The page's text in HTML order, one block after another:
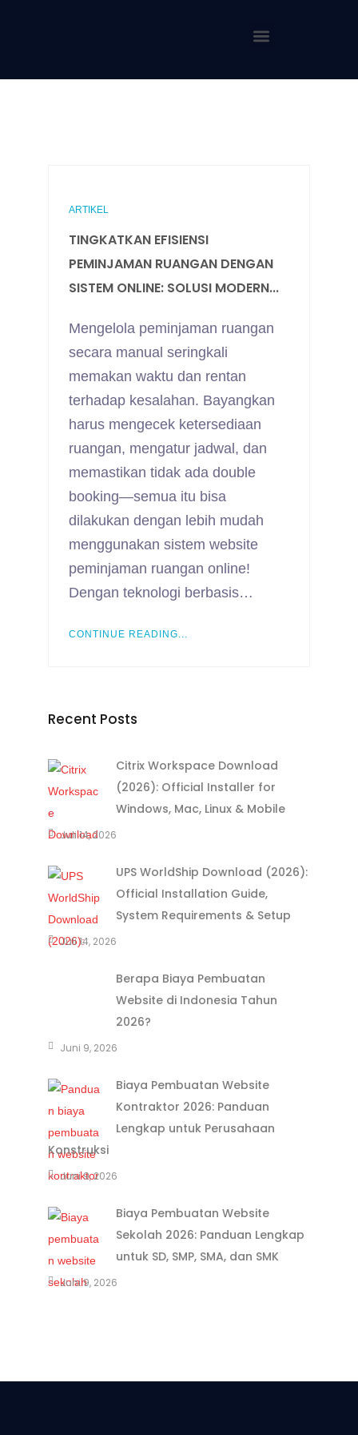
ARTIKEL
TINGKATKAN EFISIENSI
PEMINJAMAN RUANGAN DENGAN
SISTEM ONLINE: SOLUSI MODERN...
Mengelola peminjaman ruangan
secara manual seringkali
memakan waktu dan rentan
terhadap kesalahan. Bayangkan
harus mengecek ketersediaan
ruangan, mengatur jadwal, dan
memastikan tidak ada double
booking—semua itu bisa
dilakukan dengan lebih mudah
menggunakan sistem website
peminjaman ruangan online!
Dengan teknologi berbasis…
CONTINUE READING...
Recent Posts
Citrix Workspace Download
(2026): Official Installer for
Windows, Mac, Linux & Mobile
Juli 14, 2026
UPS WorldShip Download (2026):
Official Installation Guide,
System Requirements & Setup
Juli 14, 2026
Berapa Biaya Pembuatan
Website di Indonesia Tahun
2026?
Juni 9, 2026
Biaya Pembuatan Website
Kontraktor 2026: Panduan
Lengkap untuk Perusahaan
Konstruksi
Juni 9, 2026
Biaya Pembuatan Website
Sekolah 2026: Panduan Lengkap
untuk SD, SMP, SMA, dan SMK
Juni 9, 2026